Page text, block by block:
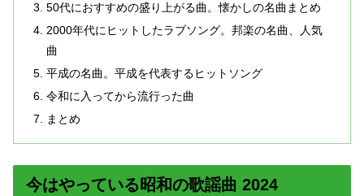
50代におすすめの盛り上がる曲。懐かしの名曲まとめ
2000年代にヒットしたラブソング。邦楽の名曲、人気
曲
平成の名曲。平成を代表するヒットソング
令和に入ってから流行った曲
まとめ
今はやっている昭和の歌謡曲 2024